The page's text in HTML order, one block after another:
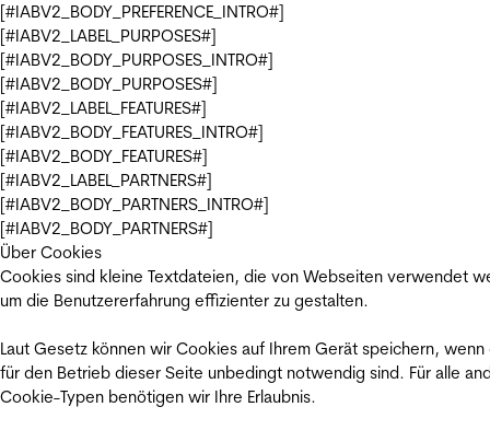
[#IABV2_BODY_PREFERENCE_INTRO#]
[#IABV2_LABEL_PURPOSES#]
[#IABV2_BODY_PURPOSES_INTRO#]
[#IABV2_BODY_PURPOSES#]
[#IABV2_LABEL_FEATURES#]
[#IABV2_BODY_FEATURES_INTRO#]
[#IABV2_BODY_FEATURES#]
[#IABV2_LABEL_PARTNERS#]
[#IABV2_BODY_PARTNERS_INTRO#]
[#IABV2_BODY_PARTNERS#]
Über Cookies
Cookies sind kleine Textdateien, die von Webseiten verwendet
um die Benutzererfahrung effizienter zu gestalten.
Laut Gesetz können wir Cookies auf Ihrem Gerät speichern, wenn
für den Betrieb dieser Seite unbedingt notwendig sind. Für alle
Cookie-Typen benötigen wir Ihre Erlaubnis.